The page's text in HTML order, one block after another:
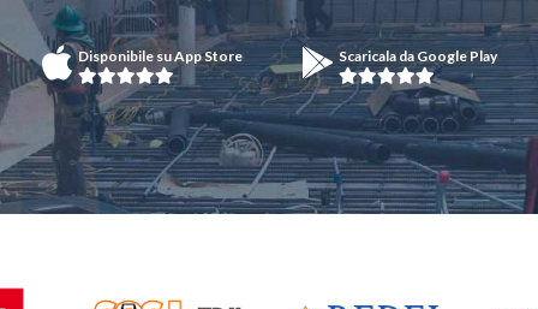
Disponibile su App Store Scaricala da Google Play